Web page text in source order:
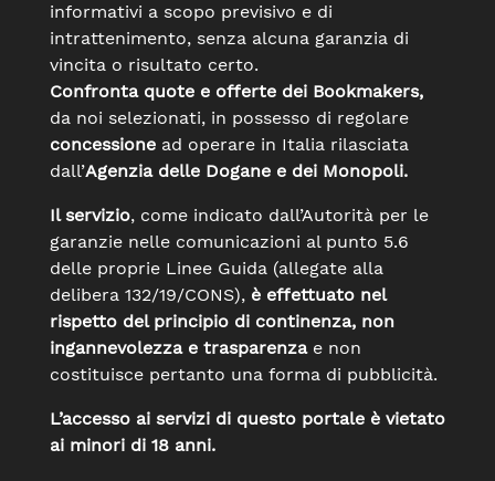
informativi a scopo previsivo e di
intrattenimento, senza alcuna garanzia di
vincita o risultato certo.
Confronta quote e offerte dei Bookmakers,
da noi selezionati, in possesso di regolare
concessione ad operare in Italia rilasciata
dall’Agenzia delle Dogane e dei Monopoli.
Il servizio, come indicato dall’Autorità per le
garanzie nelle comunicazioni al punto 5.6
delle proprie Linee Guida (allegate alla
delibera 132/19/CONS), è effettuato nel
rispetto del principio di continenza, non
ingannevolezza e trasparenzae non
costituisce pertanto una forma di pubblicità.
L’accesso ai servizi di questo portale è vietato
ai minori di 18 anni.